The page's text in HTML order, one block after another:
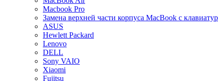
Macbook Pro
Замена верхней части корпуса MacBook с
ASUS
Hewlett Packard
Lenovo
DELL
Sony VAIO
Xiaomi
Fujitsu